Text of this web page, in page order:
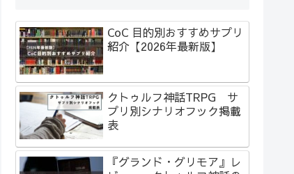
CoC 目的別おすすめサプリ
紹介【2026年最新版】
クトゥルフ神話TRPG サ
プリ別シナリオフック掲載
表
『グランド・グリモア』レ